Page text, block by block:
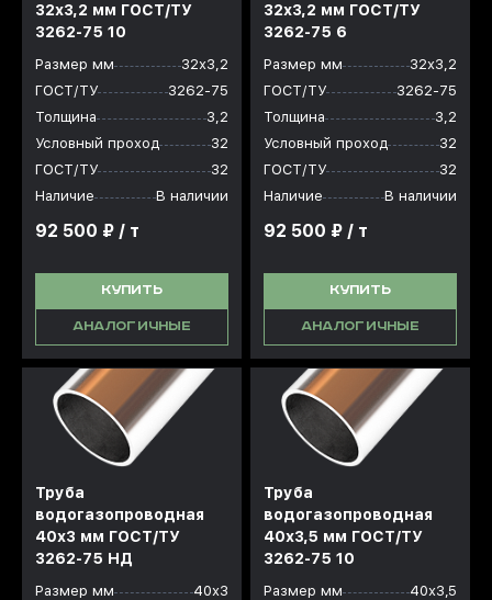
32x3,2 мм ГОСТ/ТУ
3262-75 10
Размер мм
32х3,2
ГОСТ/ТУ
3262-75
Толщина
3,2
Условный проход
32
ГОСТ/ТУ
32
Наличие
В наличии
92 500 ₽ / т
КУПИТЬ
АНАЛОГИЧНЫЕ
32x3,2 мм ГОСТ/ТУ
3262-75 6
Размер мм
32х3,2
ГОСТ/ТУ
3262-75
Толщина
3,2
Условный проход
32
ГОСТ/ТУ
32
Наличие
В наличии
92 500 ₽ / т
КУПИТЬ
АНАЛОГИЧНЫЕ
Труба
водогазопроводная
40x3 мм ГОСТ/ТУ
3262-75 НД
Размер мм
40х3
Труба
водогазопроводная
40x3,5 мм ГОСТ/ТУ
3262-75 10
Размер мм
40х3,5